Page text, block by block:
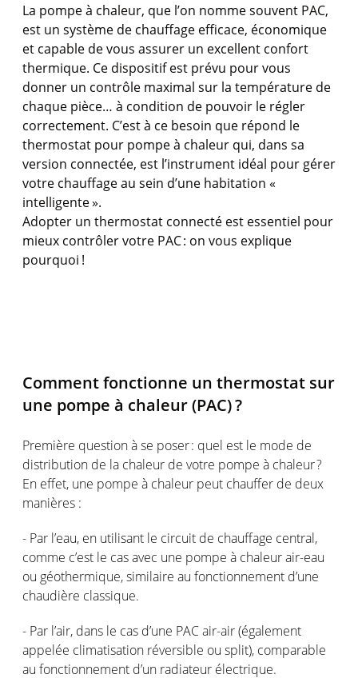
La pompeà chaleur, que l’on nommesouvent PAC,
est un système de chauffage efficace, économique
et capable devous assurer un excellent confort
thermique. Ce dispositif est prévu pourvous
donner un contrôle maximal sur la température de
chaque pièce… à condition de pouvoir le régler
correctement. C’està ce besoin que répond le
thermostat pour pompeà chaleur qui, dans sa
version connectée, est l’instrument idéal pour gérer
votre chauffageau sein d’une habitation «
intelligente».
Adopter un thermostat connecté est essentiel pour
mieux contrôlervotre PAC : on vous explique
pourquoi !
Commentfonctionne un thermostat sur
une pompe à chaleur(PAC) ?
Première question à se poser : quel est le mode de
distribution de la chaleur de votre pompe à chaleur?
En effet, une pompe à chaleur peut chauffer de deux
manières :
- Par l’eau, en utilisant le circuit de chauffage central,
comme c’est le casavec une pompe à chaleurair-eau
ou géothermique,similaire au fonctionnement d’une
chaudière classique.
- Par l’air, dans le cas d’une PAC air-air(également
appelée climatisation réversible ou split), comparable
au fonctionnement d’un radiateur électrique.